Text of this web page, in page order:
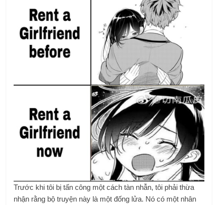
Trước khi tôi bị tấn công một cách tàn nhẫn, tôi phải thừa
nhận rằng bộ truyện này là một đống lửa. Nó có một nhân